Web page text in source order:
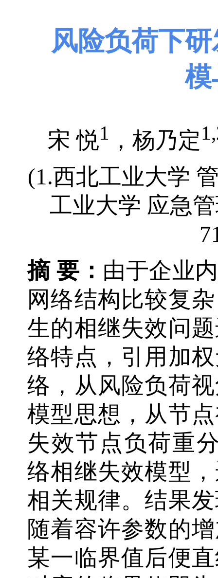
风险负荷下
模
宋 悦1 ，杨乃定
(1.西北工业大学
工业大学 应急
摘 要： 由于企业
网络结构比较复
生的相继失效问
络特点，引用加
络，从风险负荷
模型思想，从节
失效节点负荷重
络相继失效模型
相关规律。结果
随着容许参数的
某一临界值后便